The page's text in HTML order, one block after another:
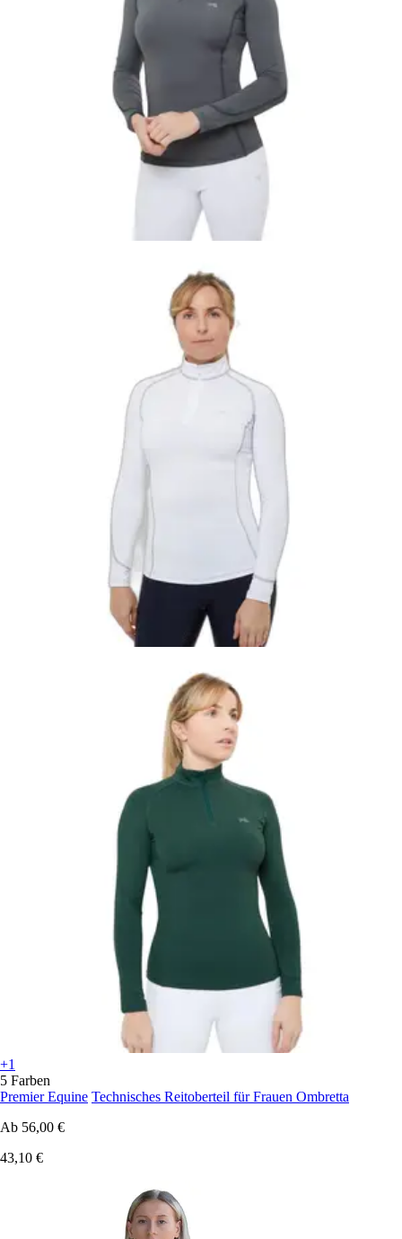
+1
5 Farben
Premier Equine Technisches Reitoberteil für Frauen Ombretta
Ab 56,00 €
43,10 €